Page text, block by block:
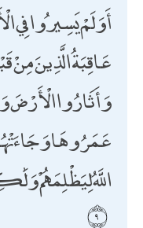
أَوَلَمْ يَسِيرُوا
عَاقِبَةُ الَّذِينَ مِنْ
وَأَثَارُوا
عَمَرُوهَا
اللَّهُ لِيَظْلِمَهُمْ